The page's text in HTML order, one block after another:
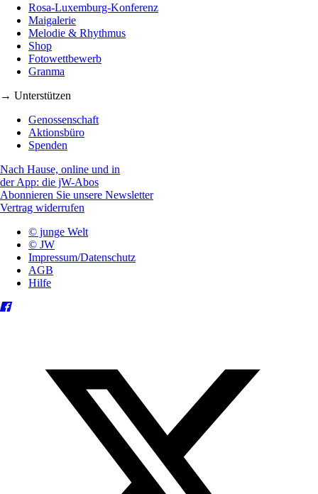
Rosa-Luxemburg-Konferenz
Maigalerie
Melodie & Rhythmus
Shop
Fotowettbewerb
Granma
→ Unterstützen
Genossenschaft
Aktionsbüro
Spenden
Nach Hause, online und in
der App: die jW-Abos
Abonnieren Sie unsere Newsletter
Vertrag widerrufen
© junge Welt
© JW
Impressum/Datenschutz
AGB
Hilfe